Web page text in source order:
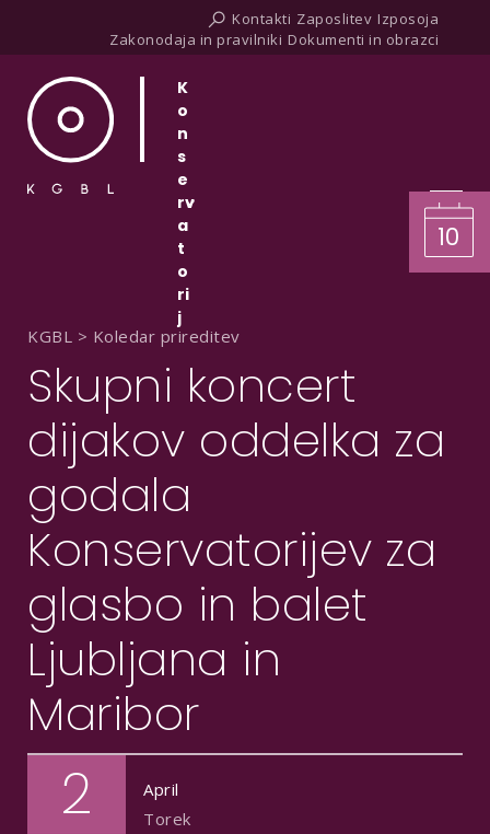
Kontakti Zaposlitev Izposoja
Zakonodaja in pravilniki Dokumenti in obrazci
K
o
n
s
e
rv
a
t
o
ri
j
10
KGBL > Koledar prireditev
Skupni koncert
dijakov oddelka za
godala
Konservatorijev za
glasbo in balet
Ljubljana in
Maribor
2
April
Torek